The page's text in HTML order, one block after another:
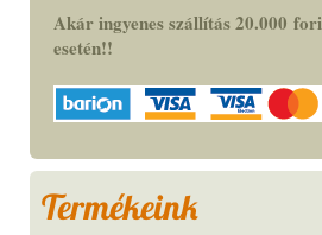
Akár ingyenes szállítás 20.000
esetén!!
Termékeink